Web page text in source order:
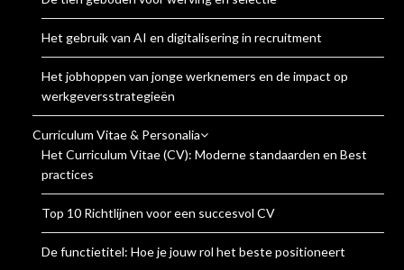
Het gebruik van AI en digitalisering in recruitment
Het jobhoppen van jonge werknemers en de impact op
werkgeversstrategieën
Curriculum Vitae & Personalia
Het Curriculum Vitae (CV): Moderne standaarden en Best
practices
Top 10 Richtlijnen voor een succesvol CV
De functietitel: Hoe je jouw rol het beste positioneert